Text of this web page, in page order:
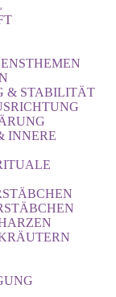
& STABILITÄT
INNERE